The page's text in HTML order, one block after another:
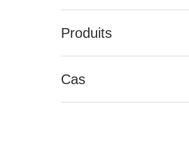
Produits
Cas